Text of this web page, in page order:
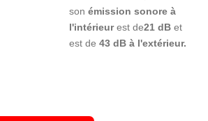
son émission sonore à
l'intérieur est de21 dB et
est de 43 dB à l'extérieur.